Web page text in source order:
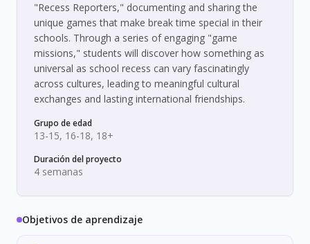
"Recess Reporters," documenting and sharing the
unique games that make break time special in their
schools. Through a series of engaging "game
missions," students will discover how something as
universal as school recess can vary fascinatingly
across cultures, leading to meaningful cultural
exchanges and lasting international friendships.
Grupo de edad
13-15, 16-18, 18+
Duración del proyecto
4 semanas
Objetivos de aprendizaje